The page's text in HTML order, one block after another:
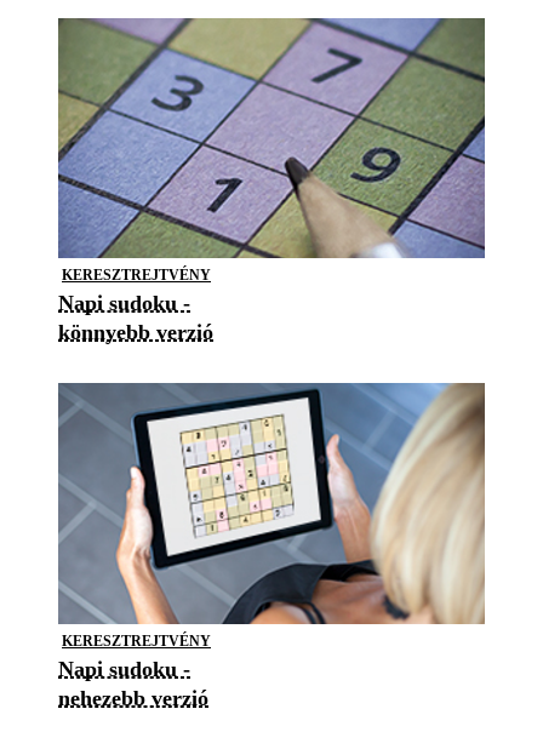
KERESZTREJTVÉNY
Napi sudoku -
könnyebb verzió
KERESZTREJTVÉNY
Napi sudoku -
nehezebb verzió